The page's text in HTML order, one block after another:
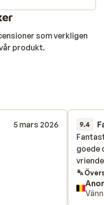
som verkligen
produkt.
5 mars 2026
9.4
goede
goede